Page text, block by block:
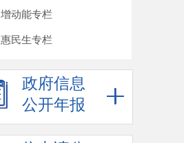
增动能专栏
惠民生专栏
政府信息
公开年报